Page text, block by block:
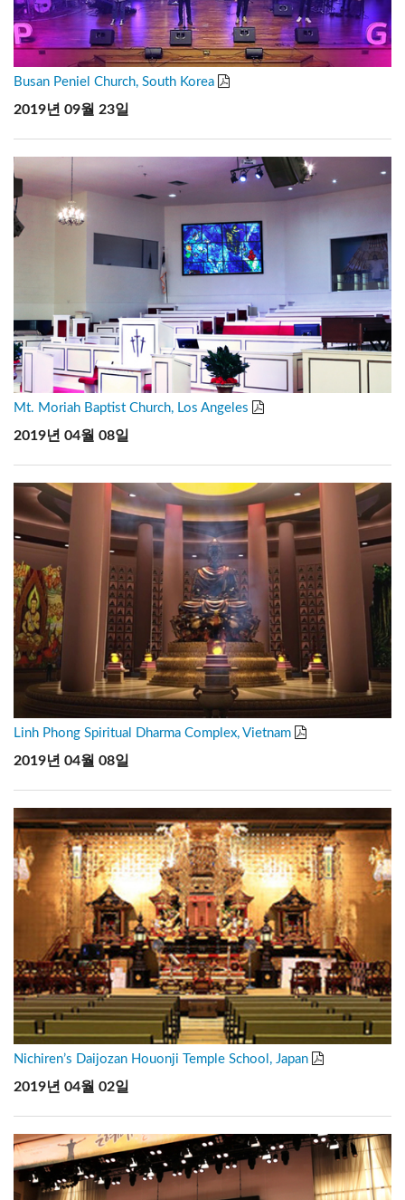
Busan Peniel Church, South Korea
2019년 09월 23일
Mt. Moriah Baptist Church, Los Angeles
2019년 04월 08일
Linh Phong Spiritual Dharma Complex, Vietnam
2019년 04월 08일
Nichiren’s Daijozan Houonji Temple School, Japan
2019년 04월 02일